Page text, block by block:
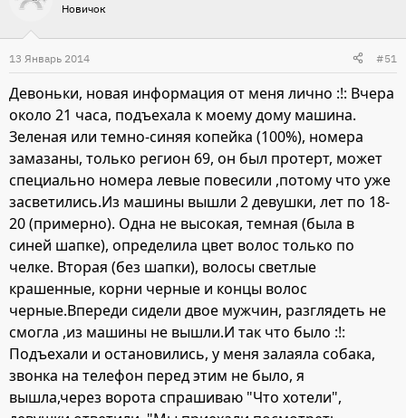
Новичок
13 Январь 2014 #51
Девоньки, новая информация от меня лично :!: Вчера
около 21 часа, подъехала к моему дому машина.
Зеленая или темно-синяя копейка (100%), номера
замазаны, только регион 69, он был протерт, может
специально номера левые повесили ,потому что уже
засветились.Из машины вышли 2 девушки, лет по 18-
20 (примерно). Одна не высокая, темная (была в
синей шапке), определила цвет волос только по
челке. Вторая (без шапки), волосы светлые
крашенные, корни черные и концы волос
черные.Впереди сидели двое мужчин, разглядеть не
смогла ,из машины не вышли.И так что было :!:
Подъехали и остановились, у меня залаяла собака,
звонка на телефон перед этим не было, я
вышла,через ворота спрашиваю "Что хотели",